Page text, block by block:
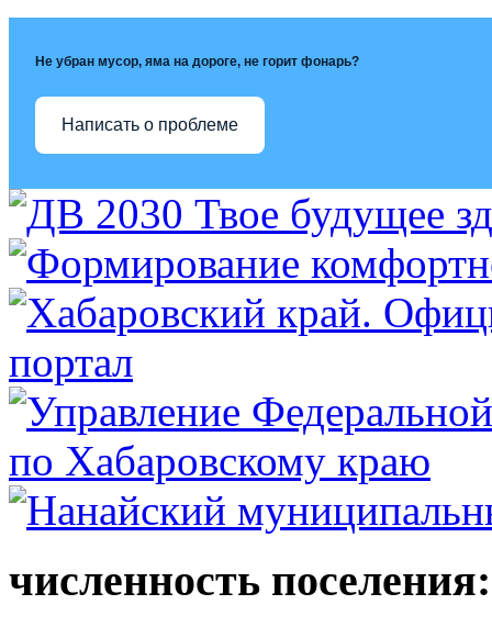
Не убран мусор, яма на дороге, не горит фонарь?
Написать о проблеме
численность поселения: